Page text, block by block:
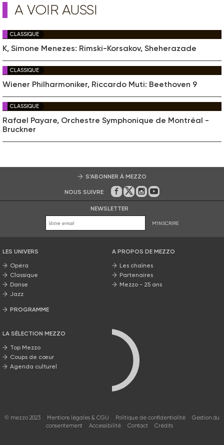
A VOIR AUSSI
CLASSIQUE
K, Simone Menezes: Rimski-Korsakov, Sheherazade
CLASSIQUE
Wiener Philharmoniker, Riccardo Muti: Beethoven 9
CLASSIQUE
Rafael Payare, Orchestre Symphonique de Montréal -
Bruckner
S’ABONNER À MEZZO
NOUS SUIVRE Sur Facebook
Sur Twitter
Sur Instagram
Sur Youtube
NEWSLETTER
M'INSCRIRE
LES UNIVERS
Opéra
Classique
Danse
Jazz
PROGRAMME
LA SÉLECTION MEZZO
Top Mezzo
Coups de cœur
Agenda culturel
A PROPOS DE MEZZO
Les chaînes
Partenaires
Mezzo - 25 ans
© mezzo 2023 Mentions légales & CGU Politique de confidentialité
Gestion du
consentement
Accessibilité Contact Crédits